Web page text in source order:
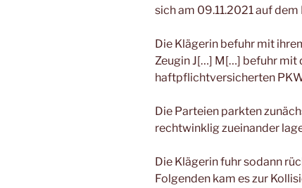
sich am 09.11.2021 auf
Die Klägerin befuhr mit
Zeugin J[…] M[…] befuhr mit
haftpflichtversicherten
Die Parteien parkten
rechtwinklig zueinander
Die Klägerin fuhr sodann
Folgenden kam es zur